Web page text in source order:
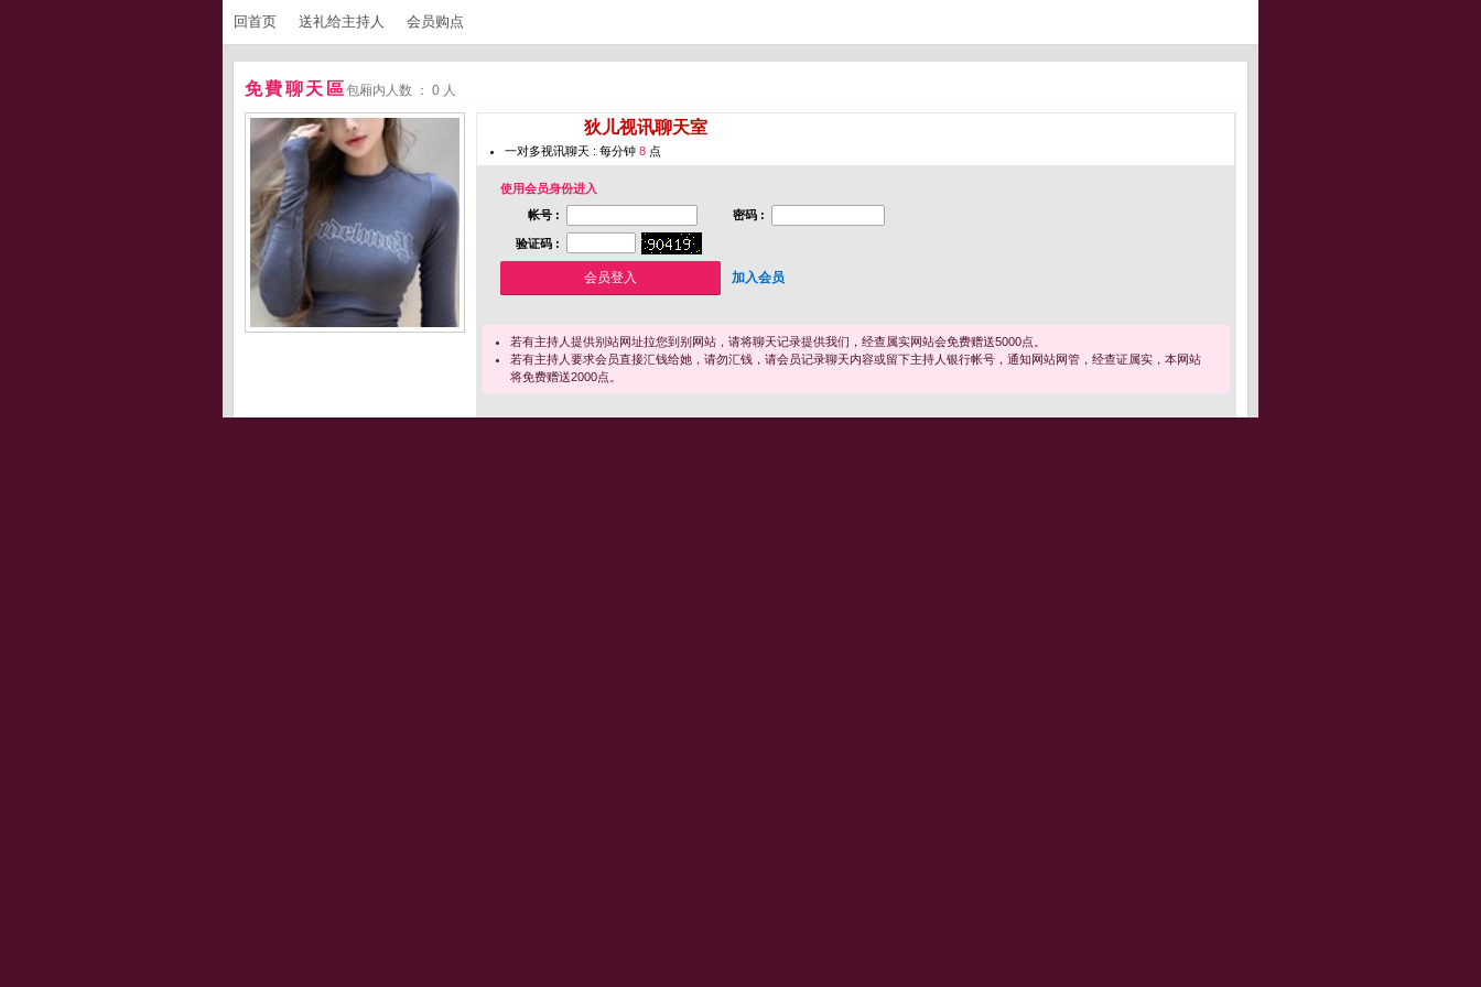
回首页 送礼给主持人 会员购点
免費聊天區包厢内人数 ： 0 人
狄儿视讯聊天室
一对多视讯聊天 : 每分钟 8 点
使用会员身份进入
帐号 :
密码 :
验证码 :
加入会员
若有主持人提供别站网址拉您到别网站，请将聊天记录提供我们，经查属实网站会免费赠送5000点。
若有主持人要求会员直接汇钱给她，请勿汇钱，请会员记录聊天内容或留下主持人银行帐号，通知网站网管，经查证属实，本网站
将免费赠送2000点。